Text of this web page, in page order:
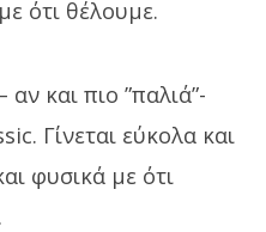
ότι θέλουμε.
και πιο ”παλιά”-
Γίνεται εύκολα και
φυσικά με ότι